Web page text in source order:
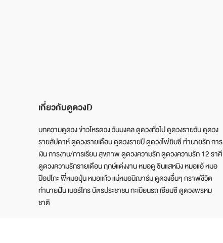
เกี่ยวกับดูดวงD
บทความดูดวง ข่าวโหรดวง วันมงคล ดูดวงทั่วไป ดูดวงรายวัน ดูดวง
รายสัปดาห์ ดูดวงรายเดือน ดูดวงรายปี ดูดวงไพ่ยิบซี ทำนายรัก การ
เงิน การงาน/การเรียน สุขภาพ ดูดวงความรัก ดูดวงความรัก 12 ราศี
ดูดวงความรักรายเดือน ฤกษ์แต่งงาน หมอดู ซินแสหมิง หมอแอ้ หมอ
ป๊อปโกะ พี่หมอปุ่น หมอแก้ว แม่หมอนิฌาร์ม ดูดวงอื่นๆ กราฟชีวิต
ทำนายฝัน เบอร์โทร บัตรประชาชน ทะเบียนรถ เซียมซี ดูดวงพรหม
ชาติ